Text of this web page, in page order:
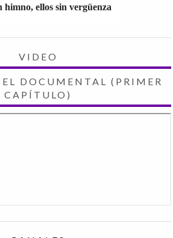
himno, ellos sin vergüenza
VIDEO
EL DOCUMENTAL (PRIMER
CAPÍTULO)